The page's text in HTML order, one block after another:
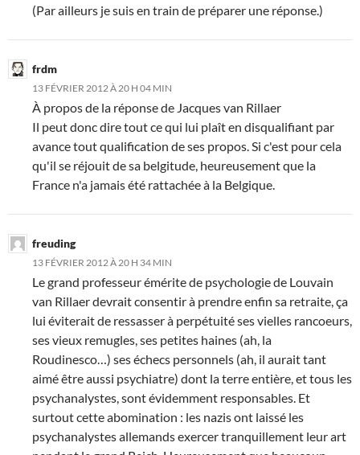
(Par ailleurs je suis en train de préparer une réponse.)
frdm
13 FÉVRIER 2012 À 20 H 04 MIN
À propos de la réponse de Jacques van Rillaer
Il peut donc dire tout ce qui lui plaît en disqualifiant par
avance tout qualification de ses propos. Si c'est pour cela
qu'il se réjouit de sa belgitude, heureusement que la
France n'a jamais été rattachée à la Belgique.
freuding
13 FÉVRIER 2012 À 20 H 34 MIN
Le grand professeur émérite de psychologie de Louvain
van Rillaer devrait consentir à prendre enfin sa retraite, ça
lui éviterait de ressasser à perpétuité ses vielles rancoeurs,
ses vieux remugles, ses petites haines (ah, la
Roudinesco…) ses échecs personnels (ah, il aurait tant
aimé être aussi psychiatre) dont la terre entière, et tous les
psychanalystes, sont évidemment responsables. Et
surtout cette abomination : les nazis ont laissé les
psychanalystes allemands exercer tranquillement leur art